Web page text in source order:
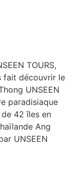
TOURS,
fait découvrir le
UNSEEN
paradisiaque
42 îles en
Ang
UNSEEN